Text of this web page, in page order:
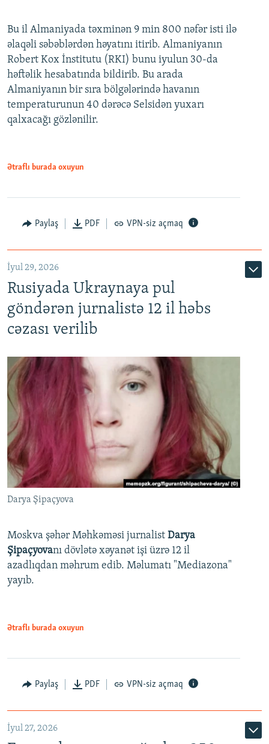
Bu il Almaniyada təxminən 9 min 800 nəfər isti ilə
əlaqəli səbəblərdən həyatını itirib. Almaniyanın
Robert Kox İnstitutu (RKI) bunu iyulun 30-da
həftəlik hesabatında bildirib. Bu arada
Almaniyanın bir sıra bölgələrində havanın
temperaturunun 40 dərəcə Selsidən yuxarı
qalxacağı gözlənilir.
Ətraflı burada oxuyun
Paylaş PDF VPN-siz açmaq
İyul 29, 2026
Rusiyada Ukraynaya pul
göndərən jurnalistə 12 il həbs
cəzası verilib
Darya Şipaçyova
Moskva şəhər Məhkəməsi jurnalist Darya
Şipaçyovanı dövlətə xəyanət işi üzrə 12 il
azadlıqdan məhrum edib. Məlumatı "Mediazona"
yayıb.
Ətraflı burada oxuyun
Paylaş PDF VPN-siz açmaq
İyul 27, 2026